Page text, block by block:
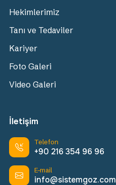
Hekimlerimiz
Tanı ve Tedaviler
Kariyer
Foto Galeri
Video Galeri
İletişim
Telefon
+90 216 354 96 96
E-mail
info@sistemgoz.com